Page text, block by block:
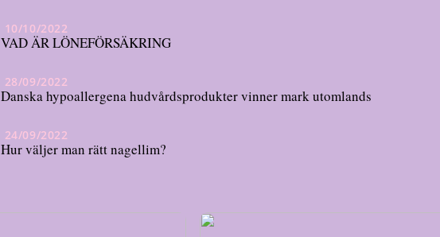
10/10/2022
VAD ÄR LÖNEFÖRSÄKRING
28/09/2022
Danska hypoallergena hudvårdsprodukter vinner mark utomlands
24/09/2022
Hur väljer man rätt nagellim?